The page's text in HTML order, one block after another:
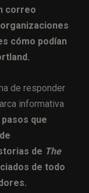
correo
cómo podían
de responder
informativa
pasos que
de The
de todo